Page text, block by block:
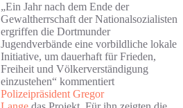
„Ein Jahr nach dem Ende der
Gewaltherrschaft der Nationalsozialisten
ergriffen die Dortmunder
Jugendverbände eine vorbildliche lokale
Initiative, um dauerhaft für Frieden,
Freiheit und Völkerverständigung
einzustehen“ kommentiert
Polizeipräsident Gregor